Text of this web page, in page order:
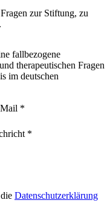
zur Stiftung, zu
fallbezogene
therapeutischen Fragen
im deutschen
*
*
Datenschutzerklärung